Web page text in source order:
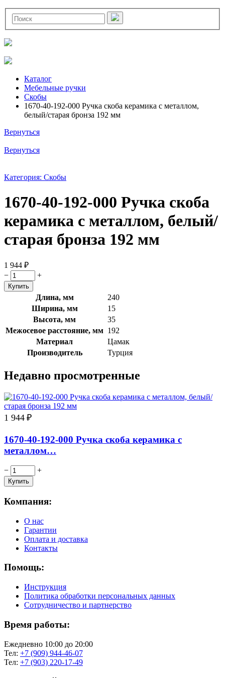
Каталог
Мебельные ручки
Скобы
1670-40-192-000 Ручка скоба керамика с металлом,
белый/старая бронза 192 мм
Вернуться
Вернуться
Категория: Скобы
1670-40-192-000 Ручка скоба
керамика с металлом, белый/
старая бронза 192 мм
1 944 ₽
−
+
Длина, мм
240
Ширина, мм
15
Высота, мм
35
Межосевое расстояние, мм 192
Материал
Цамак
Производитель
Турция
Недавно просмотренные
1 944 ₽
1670-40-192-000 Ручка скоба керамика с
металлом…
− +
Компания:
О нас
Гарантии
Оплата и доставка
Контакты
Помощь:
Инструкция
Политика обработки персональных данных
Сотрудничество и партнерство
Время работы:
Ежедневно 10:00 до 20:00
Тел: +7 (909) 944-46-07
Тел: +7 (903) 220-17-49